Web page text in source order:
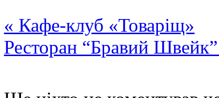
« Кафе-клуб «Товаріщ»
Ресторан “Бравий